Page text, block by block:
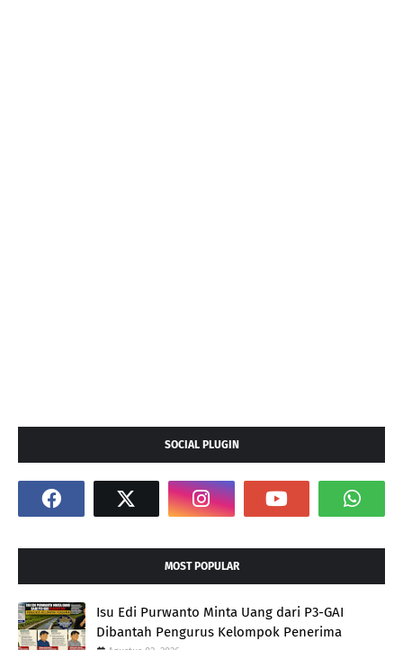
SOCIAL PLUGIN
MOST POPULAR
Isu Edi Purwanto Minta Uang dari P3-GAI
Dibantah Pengurus Kelompok Penerima